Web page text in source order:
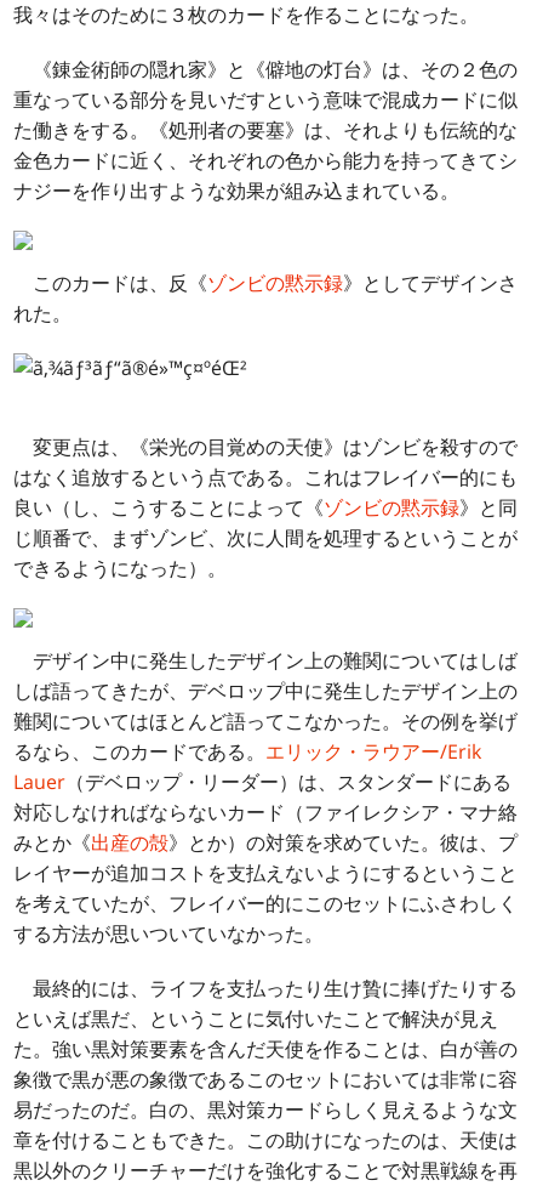
我々はそのために３枚のカードを作ることになった。
《錬金術師の隠れ家》と《僻地の灯台》は、その２色の
重なっている部分を見いだすという意味で混成カードに似
た働きをする。《処刑者の要塞》は、それよりも伝統的な
金色カードに近く、それぞれの色から能力を持ってきてシ
ナジーを作り出すような効果が組み込まれている。
このカードは、反《ゾンビの黙示録》としてデザインさ
れた。
変更点は、《栄光の目覚めの天使》はゾンビを殺すので
はなく追放するという点である。これはフレイバー的にも
良い（し、こうすることによって《ゾンビの黙示録》と同
じ順番で、まずゾンビ、次に人間を処理するということが
できるようになった）。
デザイン中に発生したデザイン上の難関についてはしば
しば語ってきたが、デベロップ中に発生したデザイン上の
難関についてはほとんど語ってこなかった。その例を挙げ
るなら、このカードである。 エリック・ラウアー/Erik
Lauer （デベロップ・リーダー）は、スタンダードにある
対応しなければならないカード（ファイレクシア・マナ絡
みとか《出産の殻》とか）の対策を求めていた。彼は、プ
レイヤーが追加コストを支払えないようにするということ
を考えていたが、フレイバー的にこのセットにふさわしく
する方法が思いついていなかった。
最終的には、ライフを支払ったり生け贄に捧げたりする
といえば黒だ、ということに気付いたことで解決が見え
た。強い黒対策要素を含んだ天使を作ることは、白が善の
象徴で黒が悪の象徴であるこのセットにおいては非常に容
易だったのだ。白の、黒対策カードらしく見えるような文
章を付けることもできた。この助けになったのは、天使は
黒以外のクリーチャーだけを強化することで対黒戦線を再